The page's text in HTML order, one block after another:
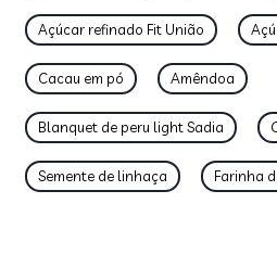
Açúcar refinado Fit União
Cacau em pó Amêndoa
Blanquet de peru light Sadia
Semente de linhaça Farinha